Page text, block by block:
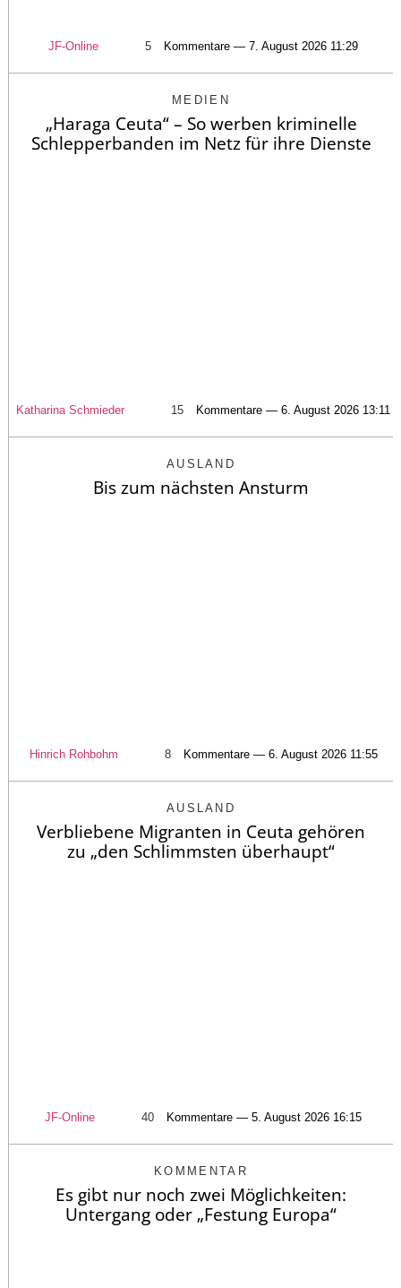
JF-Online 5 Kommentare — 7. August 2026 11:29
MEDIEN
„Haraga Ceuta“ – So werben kriminelle
Schlepperbanden im Netz für ihre Dienste
Katharina Schmieder 15 Kommentare — 6. August 2026 13:11
AUSLAND
Bis zum nächsten Ansturm
Hinrich Rohbohm 8 Kommentare — 6. August 2026 11:55
AUSLAND
Verbliebene Migranten in Ceuta gehören
zu „den Schlimmsten überhaupt“
JF-Online 40 Kommentare — 5. August 2026 16:15
KOMMENTAR
Es gibt nur noch zwei Möglichkeiten:
Untergang oder „Festung Europa“